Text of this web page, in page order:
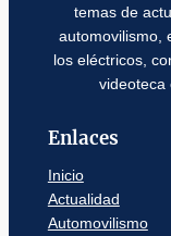
temas de
automovilismo,
los eléctricos,
videoteca
Enlaces
Inicio
Actualidad
Automovilismo